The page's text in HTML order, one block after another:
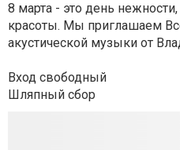
8 марта - это день
красоты. Мы приглашаем
акустической музыки от
Вход свободный
Шляпный сбор